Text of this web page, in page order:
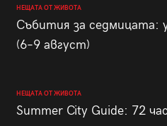
НЕЩАТА ОТ ЖИВОТА
Събития за седмицата:
(6–9 август)
НЕЩАТА ОТ ЖИВОТА
Summer City Guide: 72